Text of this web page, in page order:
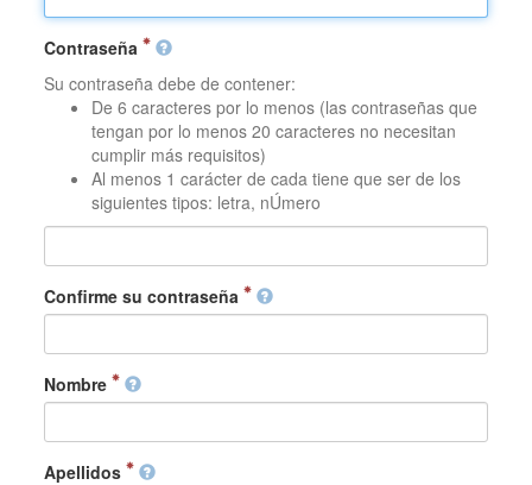
Contraseña
Su contraseña debe de contener:
De 6 caracteres por lo menos (las contraseñas que
tengan por lo menos 20 caracteres no necesitan
cumplir más requisitos)
Al menos 1 carácter de cada tiene que ser de los
siguientes tipos: letra, nÚmero
Confirme su contraseña
Nombre
Apellidos